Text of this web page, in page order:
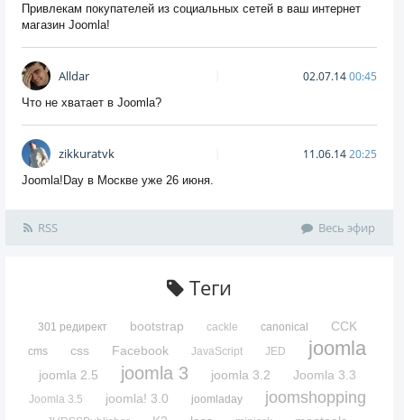
Привлекам покупателей из социальных сетей в ваш интернет
магазин Joomla!
Alldar 02.07.1400:45
Что не хватает в Joomla?
zikkuratvk 11.06.1420:25
Joomla!Day в Москве уже 26 июня.
RSS Весь эфир
Теги
301 редирект bootstrap cackle canonical CCK
cms css Facebook JavaScript JED joomla
joomla 2.5 joomla 3 joomla 3.2 Joomla 3.3
Joomla 3.5 joomla! 3.0 joomladay joomshopping